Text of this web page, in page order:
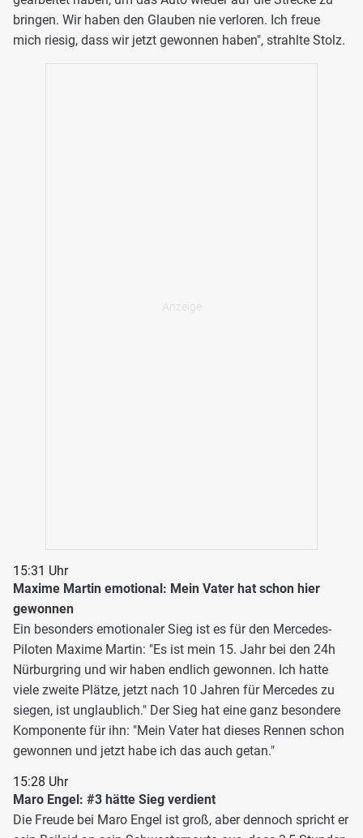
bringen. Wir haben den Glauben nie verloren. Ich freue
mich riesig, dass wir jetzt gewonnen haben", strahlte Stolz.
15:31 Uhr
Maxime Martin emotional: Mein Vater hat schon hier
gewonnen
Ein besonders emotionaler Sieg ist es für den Mercedes-
Piloten Maxime Martin: "Es ist mein 15. Jahr bei den 24h
Nürburgring und wir haben endlich gewonnen. Ich hatte
viele zweite Plätze, jetzt nach 10 Jahren für Mercedes zu
siegen, ist unglaublich." Der Sieg hat eine ganz besondere
Komponente für ihn: "Mein Vater hat dieses Rennen schon
gewonnen und jetzt habe ich das auch getan."
15:28 Uhr
Maro Engel: #3 hätte Sieg verdient
Die Freude bei Maro Engel ist groß, aber dennoch spricht er